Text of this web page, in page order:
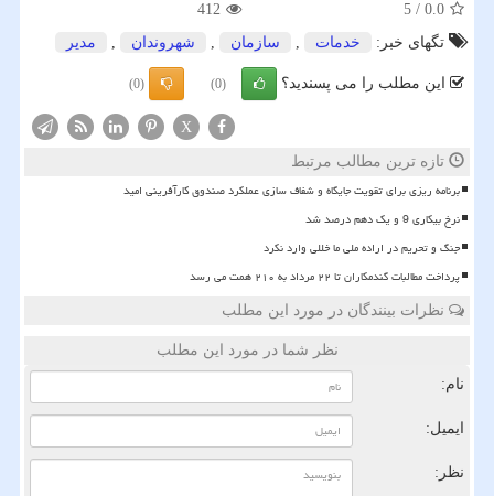
0.0
/
5
412
تگهای خبر:
خدمات , سازمان , شهروندان , مدیر
این مطلب را می پسندید؟ (0)
(0)
X
تازه ترین مطالب مرتبط
برنامه ریزی برای تقویت جایگاه و شفاف سازی عملکرد صندوق کارآفرینی امید
نرخ بیکاری 9 و یک دهم درصد شد
جنگ و تحریم در اراده ملی ما خللی وارد نکرد
پرداخت مطالبات گندمکاران تا ۲۲ مرداد به ۲۱۰ همت می رسد
نظرات بینندگان در مورد این مطلب
نظر شما در مورد این مطلب
نام:
ایمیل:
نظر: